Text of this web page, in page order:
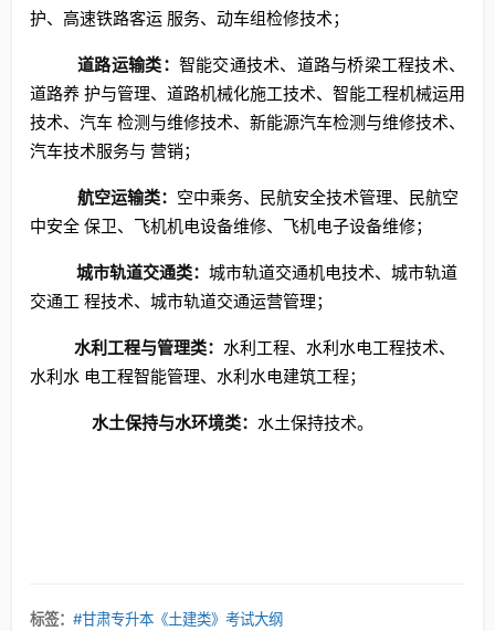
护、高速铁路客运 服务、动车组检修技术；
道路运输类： 智能交通技术、道路与桥梁工程技术、
道路养 护与管理、道路机械化施工技术、智能工程机械运用
技术、汽车 检测与维修技术、新能源汽车检测与维修技术、
汽车技术服务与 营销；
航空运输类：
空中乘务、民航安全技术管理、民航空
中安全 保卫、飞机机电设备维修、飞机电子设备维修；
城市轨道交通类：城市轨道交通机电技术、城市轨道
交通工 程技术、城市轨道交通运营管理；
水利工程与管理类：水利工程、水利水电工程技术、
水利水 电工程智能管理、水利水电建筑工程；
水土保持与水环境类： 水土保持技术。
标签： #甘肃专升本《土建类》考试大纲